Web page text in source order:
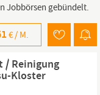
Jobbörsen gebündelt.
€ / M.
/ Reinigung
Kloster